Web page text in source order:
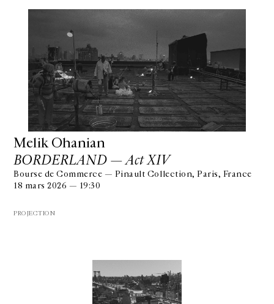
Melik Ohanian
BORDERLAND — Act XIV
Bourse de Commerce — Pinault Collection, Paris, France
18 mars 2026 — 19:30
PROJECTION